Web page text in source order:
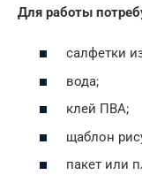
Для работы
салфетки
вода;
клей ПВА;
щаблон
пакет или